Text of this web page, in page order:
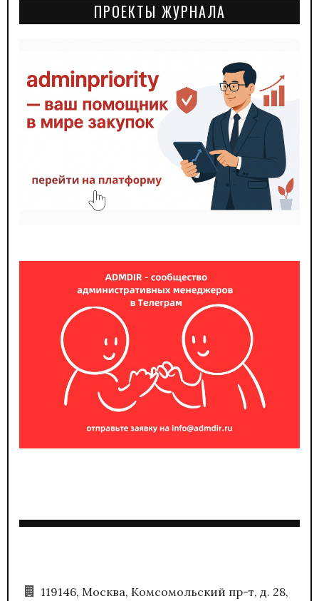
ПРОЕКТЫ ЖУРНАЛА
119146, Москва, Комсомольский пр-т, д. 28,